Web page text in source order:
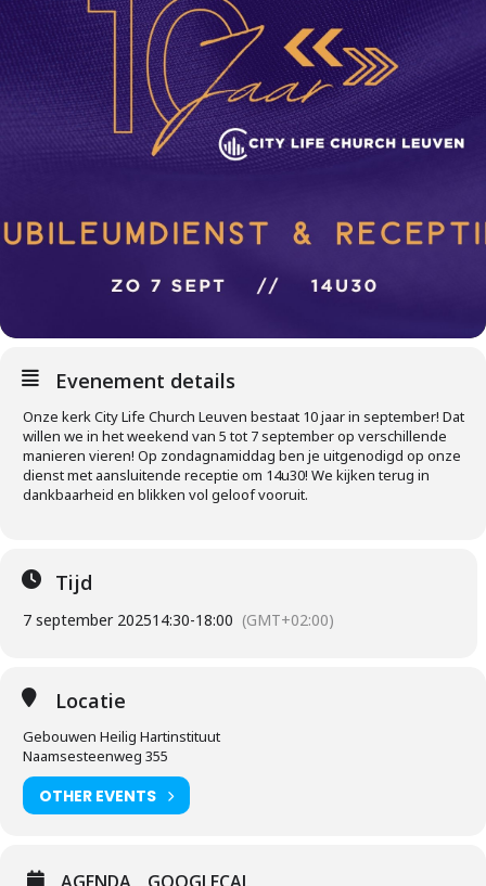
Evenement details
Onze kerk City Life Church Leuven bestaat 10 jaar in september! Dat
willen we in het weekend van 5 tot 7 september op verschillende
manieren vieren! Op zondagnamiddag ben je uitgenodigd op onze
dienst met aansluitende receptie om 14u30! We kijken terug in
dankbaarheid en blikken vol geloof vooruit.
Tijd
7 september 202514:30-18:00 (GMT+02:00)
Locatie
Gebouwen Heilig Hartinstituut
Naamsesteenweg 355
OTHER EVENTS